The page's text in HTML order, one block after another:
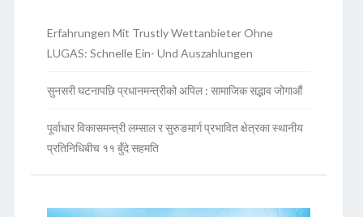
Erfahrungen Mit Trustly Wettanbieter Ohne
LUGAS: Schnelle Ein- Und Auszahlungen
सुनसरी घटनापछि प्रधानमन्त्रीको अपिल : सामाजिक सद्भाव जोगाऔं
पूर्वाधार विकासमन्त्री लम्साल र सुरुङमार्ग प्रभावित क्षेत्रका स्थानीय
प्रतिनिधिबीच ११ बुँदे सहमति